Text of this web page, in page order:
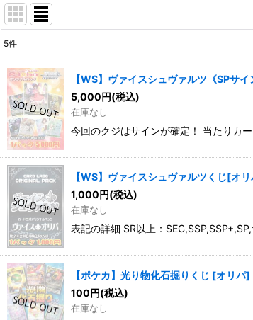
表示数:
在庫あり
並び順:
5件
【WS】ヴァイスシュヴァルツ《SPサ
5,000円(税込)
在庫なし
今回のクジはサインが確定！ 当たりカ
【WS】ヴァイスシュヴァルツくじ[オ
1,000円(税込)
在庫なし
表記の詳細 SR以上：
【ポケカ】光り物化石掘りくじ [オリパ]
100円(税込)
在庫なし